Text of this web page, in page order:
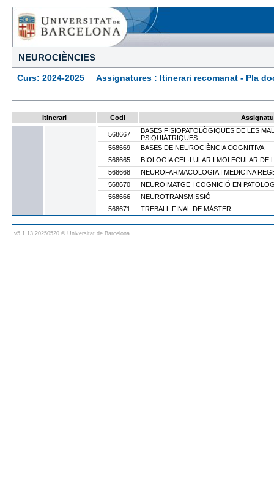
NEUROCIÈNCIES
Curs: 2024-2025 Assignatures : Itinerari recomanat - Pla
Itinerari Codi
568667
BASES FISIOPATOLÒGIQUES DE LES
PSIQUIÀTRIQUES
568669
BASES DE NEUROCIÈNCIA COGNITIVA
568665
BIOLOGIA CEL·LULAR I MOLECULAR DE
568668
NEUROFARMACOLOGIA I MEDICINA
568670
NEUROIMATGE I COGNICIÓ EN
568666
NEUROTRANSMISSIÓ
568671
TREBALL FINAL DE MÀSTER
v5.1.13 20250520 © Universitat de Barcelona